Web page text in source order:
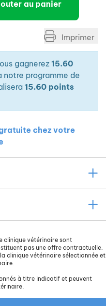
au panier
Imprimer
gagnerez 15.60
notre programme de
15.60 points
chez votre
clinique vétérinaire sont
pas une offre contractuelle.
clinique vétérinaire sélectionnée et
à titre indicatif et peuvent